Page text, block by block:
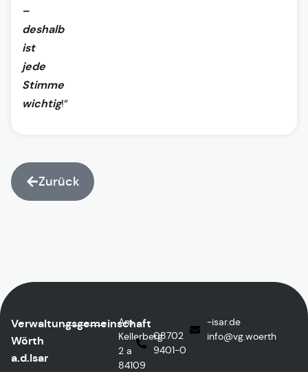
–
deshalb
ist
jede
Stimme
wichtig!“
Zurück
Verwaltungsgemeinschaft
Wörth
a.d.Isar
Am
Kellerberg
2 a
84109
08702
9401-0
ed.rasi-
htreow.gv
@ofni